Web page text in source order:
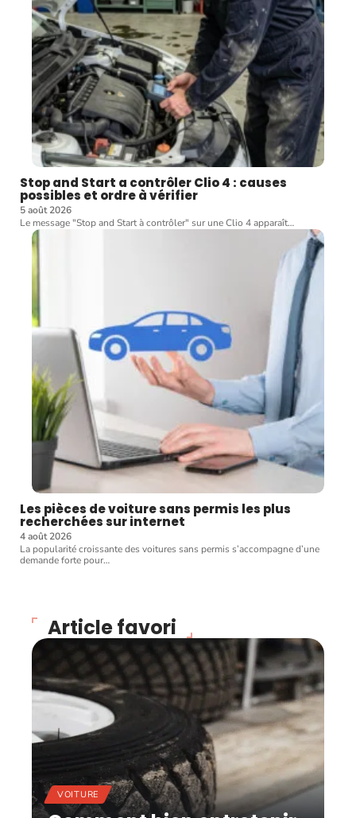
Stop and Start a contrôler Clio 4 : causes
possibles et ordre à vérifier
5 août 2026
Le message "Stop and Start à contrôler" sur une Clio 4 apparaît…
Les pièces de voiture sans permis les plus
recherchées sur internet
4 août 2026
La popularité croissante des voitures sans permis s’accompagne d’une
demande forte pour…
Article favori
VOITURE